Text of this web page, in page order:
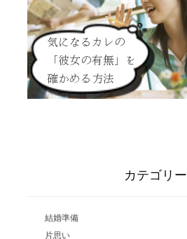
カテゴリー
結婚準備
片思い